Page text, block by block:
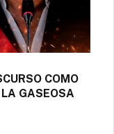
COMO
GASEOSA